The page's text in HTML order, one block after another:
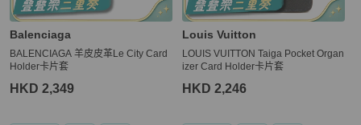
Balenciaga
BALENCIAGA 羊皮皮革Le City Card
Holder卡片套
HKD 2,349
Louis Vuitton
LOUIS VUITTON Taiga Pocket Organ
izer Card Holder卡片套
HKD 2,246